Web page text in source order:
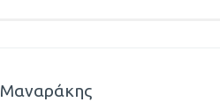
Μαναράκης